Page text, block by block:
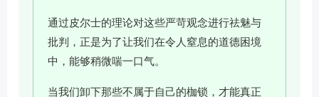
通过皮尔士的理论对这些严苛观念进行祛魅与
批判，正是为了让我们在令人窒息的道德困境
中，能够稍微喘一口气。
当我们卸下那些不属于自己的枷锁，才能真正